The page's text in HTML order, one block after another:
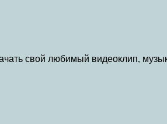
свой любимый видеоклип,